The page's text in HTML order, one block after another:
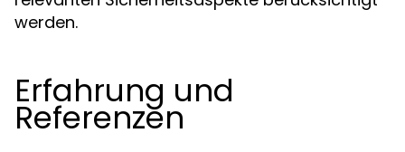
werden.
Erfahrung und
Referenzen